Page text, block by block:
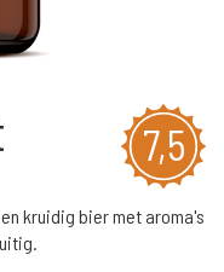
7,5
kruidig bier met aroma's